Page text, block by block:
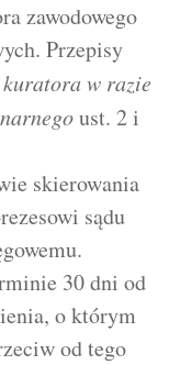
zawodowego
Przepisy
w razie
ust. 2 i
skierowania
sądu
30 dni od
o którym
od tego